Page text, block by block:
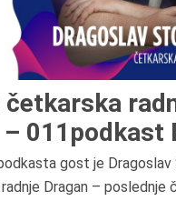
četkarska
011podkast
gost je Dragoslav
Dragan – poslednje